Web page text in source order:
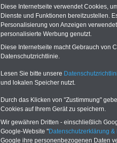
zwischen mind. 3.000 und 13.000
Broschüre heraus, die
Bundesregierung vorgelegt wird
Broschüre.
Diese Internetseite verwendet Cookies,
Dienste und Funktionen bereitzustellen.
Personalisierung von Anzeigen
personalisierte Werbung genutzt.
Diese Internetseite macht Gebrauch von
Datenschutzrichtlinie.
Lesen Sie bitte unsere
und lokalen Speicher nutzt.
Durch das Klicken von "Zustimmung"
Cookies auf Ihrem Gerät zu speichern.
Wir gewähren Dritten - einschließlich
Google-Website "Datenschutzerklärung
Google ihre personenbezogenen Daten